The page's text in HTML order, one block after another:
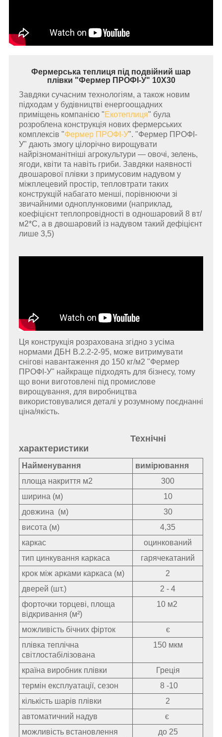
Фермерська теплиця під подвійний шар
плівки "Фермер ПРОФІ-У" 10Х30
Завдяки сучасним технологіям, а також новим
підходам у будівництві енергоощадних
приміщень компанією "Екотеплиця" була
розроблена конструкція нових фермерських
комплексів "Фермер ПРОФІ-У". "Фермер ПРОФІ-
У" дають змогу цілорічно вирощувати
найрізноманітніші агрокультури — овочі, зелень,
ягоди, квіти та навіть гриби. Завдяки наявності
двошарової плівки з примусовим надувом у
міжплецевий простір, тепловтрати таких
конструкцій набагато менші, порівнюючи зі
звичайними одноплунковими (наприклад,
коефіцієнт теплопровідності в одношаровий 8 вт/
м2*С, а в двошаровий із надувом такий дефіцієнт
лише 3,5)
Ця конструкція розрахована згідно з усіма
нормами ДБН В.2.2-2-95, може витримувати
снігові навантаження до 150 кг/м2 "Фермер
ПРОФІ-У" найкраще підходять для бізнесу, тому
що вони виготовлені під промислове
вирощування, для виробництва
використовувалися деталі у розумному поєднанні
ціна/якість.
Технічні
характеристики
Найменування
вимірювання
площа накриття м2
300
ширина (м)
10
довжина (м)
30
висота (м)
4,35
каркас
оцинкований
тип цинкування каркаса
гарячекатаний
крок між арками каркаса (м)
2
дверей (шт.)
2 - 4
форточки торцеві, площа
відкривання (м²)
10 м2
можливість бічних фірток
є
плівка теплічна
світлостабілізована
150 мкм
країна виробник плівки
Греція
термін експлуатації, сезон
8 -10
кількість шарів плівки
2
автоматичний надув
є
можливість встановлення
до 25